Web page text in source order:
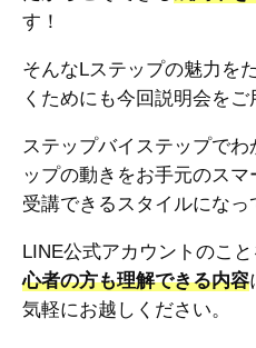
す！
そんなLステップの魅力を
くためにも今回説明会をご
ステップバイステップで
ップの動きをお手元のス
受講できるスタイルになっ
LINE公式アカウントのこ
心者の方も理解できる内容
気軽にお越しください。